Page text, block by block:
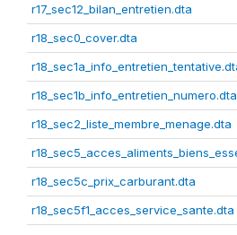
r17_sec12_bilan_entretien.dta
r18_sec0_cover.dta
r18_sec1b_info_entretien_numero.dta
r18_sec2_liste_membre_menage.dta
r18_sec5c_prix_carburant.dta
r18_sec5f1_acces_service_sante.dta